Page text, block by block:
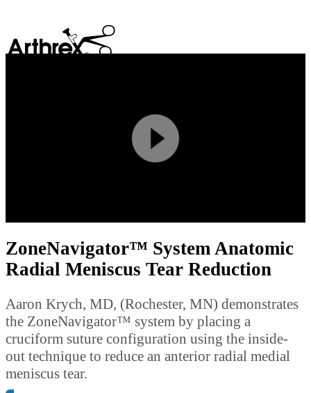
Play
Video
ZoneNavigator™ System Anatomic
Radial Meniscus Tear Reduction
Aaron Krych, MD, (Rochester, MN) demonstrates
the ZoneNavigator™ system by placing a
cruciform suture configuration using the inside-
out technique to reduce an anterior radial medial
meniscus tear.